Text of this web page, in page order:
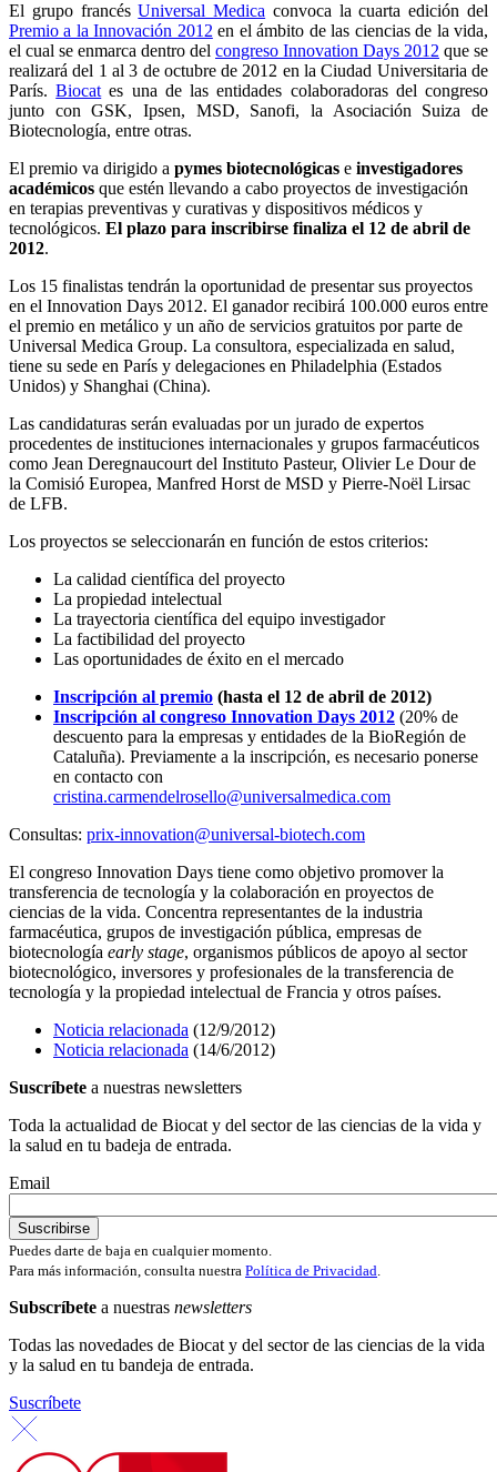
El grupo francésUniversal Medica convoca la cuarta edición del
Premio a la Innovación 2012en el ámbito de las ciencias de la vida,
el cual se enmarca dentro del congreso Innovation Days 2012 que se
realizará del 1 al 3 de octubre de 2012 en la Ciudad Universitaria de
París.Biocates una de las entidades colaboradoras del congreso
junto con GSK, Ipsen, MSD, Sanofi, la Asociación Suiza de
Biotecnología, entre otras.
El premio va dirigido a pymes biotecnológicas e investigadores
académicos que estén llevando a cabo proyectos de investigación
en terapias preventivas y curativas y dispositivos médicos y
tecnológicos. El plazo para inscribirse finaliza el 12 de abril de
2012.
Los 15 finalistas tendrán la oportunidad de presentar sus proyectos
en el Innovation Days 2012. El ganador recibirá 100.000 euros entre
el premio en metálico y un año de servicios gratuitos por parte de
Universal Medica Group. La consultora, especializada en salud,
tiene su sede en París y delegaciones en Philadelphia (Estados
Unidos) y Shanghai (China).
Las candidaturas serán evaluadas por un jurado de expertos
procedentes de instituciones internacionales y grupos farmacéuticos
como Jean Deregnaucourt del Instituto Pasteur, Olivier Le Dour de
la Comisió Europea, Manfred Horst de MSD y Pierre-Noël Lirsac
de LFB.
Los proyectos se seleccionarán en función de estos criterios:
La calidad científica del proyecto
La propiedad intelectual
La trayectoria científica del equipo investigador
La factibilidad del proyecto
Las oportunidades de éxito en el mercado
Inscripción al premio (hasta el 12 de abril de 2012)
Inscripción al congreso Innovation Days 2012 (20% de
descuento para la empresas y entidades de la BioRegión de
Cataluña). Previamente a la inscripción, es necesario ponerse
en contacto con
cristina.carmendelrosello@universalmedica.com
Consultas: prix-innovation@universal-biotech.com
El congreso Innovation Days tiene como objetivo promover la
transferencia de tecnología y la colaboración en proyectos de
ciencias de la vida. Concentra representantes de la industria
farmacéutica, grupos de investigación pública, empresas de
biotecnología early stage, organismos públicos de apoyo al sector
biotecnológico, inversores y profesionales de la transferencia de
tecnología y la propiedad intelectual de Francia y otros países.
Noticia relacionada (12/9/2012)
Noticia relacionada (14/6/2012)
Suscríbete a nuestras newsletters
Toda la actualidad de Biocat y del sector de las ciencias de la vida y
la salud en tu badeja de entrada.
Email
Puedes darte de baja en cualquier momento.
Para más información, consulta nuestra Política de Privacidad.
Subscríbete a nuestras newsletters
Todas las novedades de Biocat y del sector de las ciencias de la vida
y la salud en tu bandeja de entrada.
Suscríbete